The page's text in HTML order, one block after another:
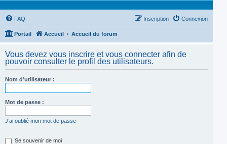
FAQ Connexion
Inscription
Portail Accueil Accueil du forum
Vous devez vous inscrire et vous connecter afin de
pouvoir consulter le profil des utilisateurs.
Nom d’utilisateur :
Mot de passe :
J’ai oublié mon mot de passe
Se souvenir de moi